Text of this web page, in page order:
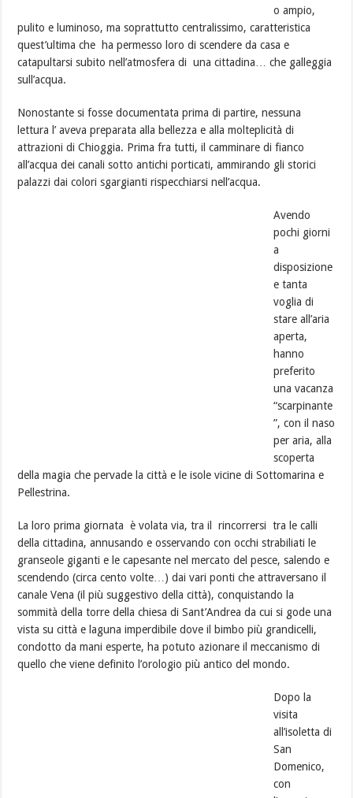
o ampio,
pulito e luminoso, ma soprattutto centralissimo, caratteristica
quest’ultima che ha permesso loro di scendere da casa e
catapultarsi subito nell’atmosfera di una cittadina… che galleggia
sull’acqua.
Nonostante si fosse documentata prima di partire, nessuna
lettura l’ aveva preparata alla bellezza e alla molteplicità di
attrazioni di Chioggia. Prima fra tutti, il camminare di fianco
all’acqua dei canali sotto antichi porticati, ammirando gli storici
palazzi dai colori sgargianti rispecchiarsi nell’acqua.
Avendo
pochi giorni
a
disposizione
e tanta
voglia di
stare all’aria
aperta,
hanno
preferito
una vacanza
“scarpinante
”, con il naso
per aria, alla
scoperta
della magia che pervade la città e le isole vicine di Sottomarina e
Pellestrina.
La loro prima giornata è volata via, tra il rincorrersi tra le calli
della cittadina, annusando e osservando con occhi strabiliati le
granseole giganti e le capesante nel mercato del pesce, salendo e
scendendo (circa cento volte…) dai vari ponti che attraversano il
canale Vena (il più suggestivo della città), conquistando la
sommità della torre della chiesa di Sant’Andrea da cui si gode una
vista su città e laguna imperdibile dove il bimbo più grandicelli,
condotto da mani esperte, ha potuto azionare il meccanismo di
quello che viene definito l’orologio più antico del mondo.
Dopo la
visita
all’isoletta di
San
Domenico,
con